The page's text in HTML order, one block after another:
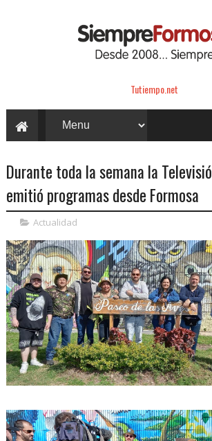
Tutiempo.net
Durante toda la semana la
emitió programas desde Formosa
Actualidad